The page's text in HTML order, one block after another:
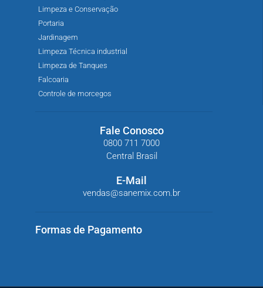
Limpeza e Conservação
Portaria
Jardinagem
Limpeza Técnica industrial
Limpeza de Tanques
Falcoaria
Controle de morcegos
Fale Conosco
0800 711 7000
Central Brasil
E-Mail
vendas@sanemix.com.br
Formas de Pagamento